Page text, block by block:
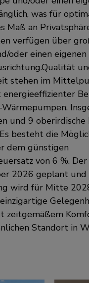
was für
Maß an
verfügen über
oder einen
stehen im
und 9
besteht die
dem günstigen
von 6 %.
2026 geplant und
wird für Mitte
zeitgemäßem
Standort in